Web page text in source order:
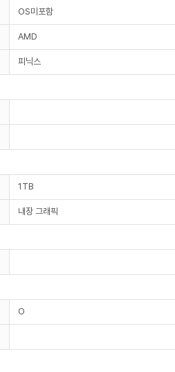
OS미포함
AMD
피닉스
1TB
내장 그래픽
O